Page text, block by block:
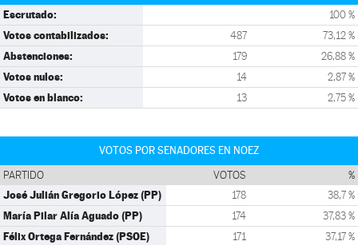
Escrutado: 100 %
Votos contabilizados: 487 73,12 %
Abstenciones: 179 26,88 %
Votos nulos: 14 2,87 %
Votos en blanco: 13 2,75 %
VOTOS POR SENADORES EN NOEZ
PARTIDO VOTOS %
José Julián Gregorio López (PP) 178 38,7 %
María Pilar Alía Aguado (PP) 174 37,83 %
Félix Ortega Fernández (PSOE) 171 37,17 %